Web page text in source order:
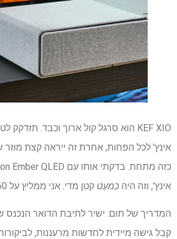
אינץ' לכל הפחות, אחרת זה ייראה קצת מוזר
אינץ', וזה היה כִּמעַט קטן מדי. אני ממליץ על 60 אינצ'ר ומעלה.
המדריך של תום: ישיר לתיבת הדואר הנכנס
קבל גישה מיידית לחדשות מרעננות,